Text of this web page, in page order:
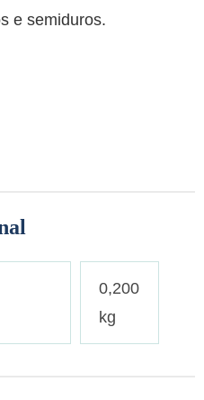
e semiduros.
0,200
kg